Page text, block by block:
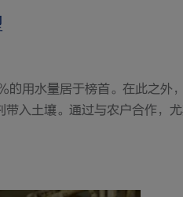
的用水量居于榜首。在此之外
入土壤。通过与农户合作，